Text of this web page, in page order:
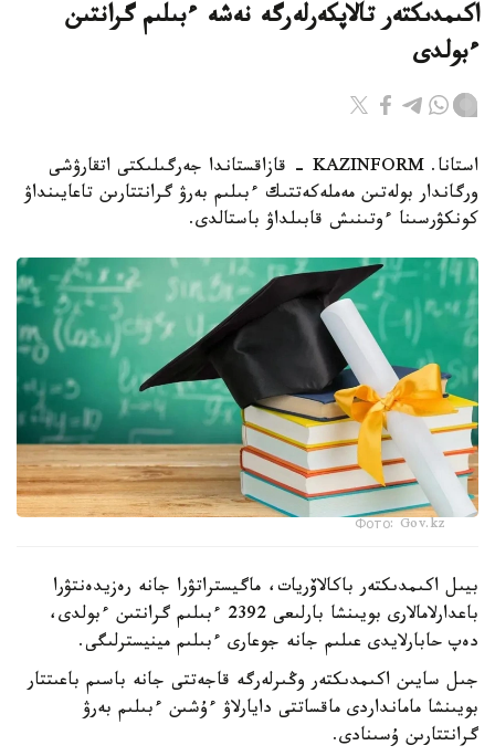
اكىمدىكتەر تالاپكەرلەرگە نەشە ءبىلىم گرانتىن
ءبولدى
استانا. KAZINFORM - قازاقستاندا جەرگىلىكتى اتقارۋشى
ورگاندار بولەتىن مەملەكەتتىك ءبىلىم بەرۋ گرانتتارىن تاعايىنداۋ
كونكۋرسىنا ءوتىنىش قابىلداۋ باستالدى.
Фото: Gov.kz
بيىل اكىمدىكتەر باكالاۆريات، ماگيستراتۋرا جانە رەزيدەنتۋرا
باعدارلامالارى بويىنشا بارلىعى 2392 ءبىلىم گرانتىن ءبولدى،
دەپ حابارلايدى عىلىم جانە جوعارى ءبىلىم مينيسترلىگى.
جىل سايىن اكىمدىكتەر وڭىرلەرگە قاجەتتى جانە باسىم باعىتتار
بويىنشا مامانداردى ماقساتتى دايارلاۋ ءۇشىن ءبىلىم بەرۋ
گرانتتارىن ۇسىنادى.